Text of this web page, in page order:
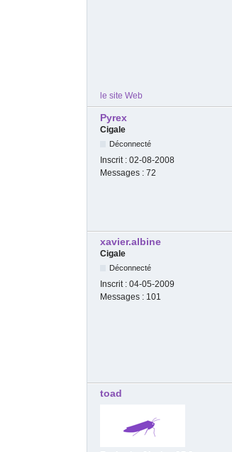
le site Web
Pyrex
Cigale
Déconnecté
Inscrit : 02-08-2008
Messages : 72
xavier.albine
Cigale
Déconnecté
Inscrit : 04-05-2009
Messages : 101
toad